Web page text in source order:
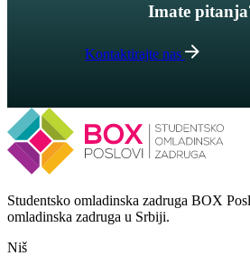
Imate
Kontaktirajte nas
Studentsko omladinska zadruga BOX
omladinska zadruga u Srbiji.
Niš